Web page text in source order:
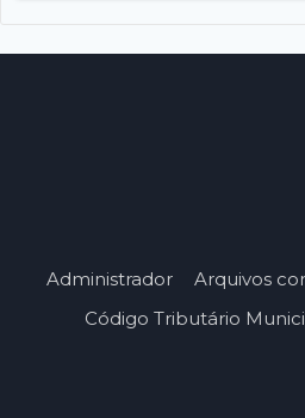
Administrador
Arquivos
Código Tributário